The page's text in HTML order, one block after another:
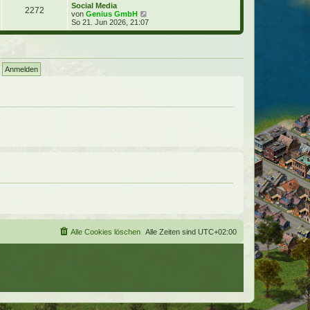
r
a
g
s
t
r
i
2272
Social Media
von Genius GmbH
e
u
So 21. Jun 2026, 21:07
Alle Zeiten sind UTC+02:00
Alle Cookies löschen